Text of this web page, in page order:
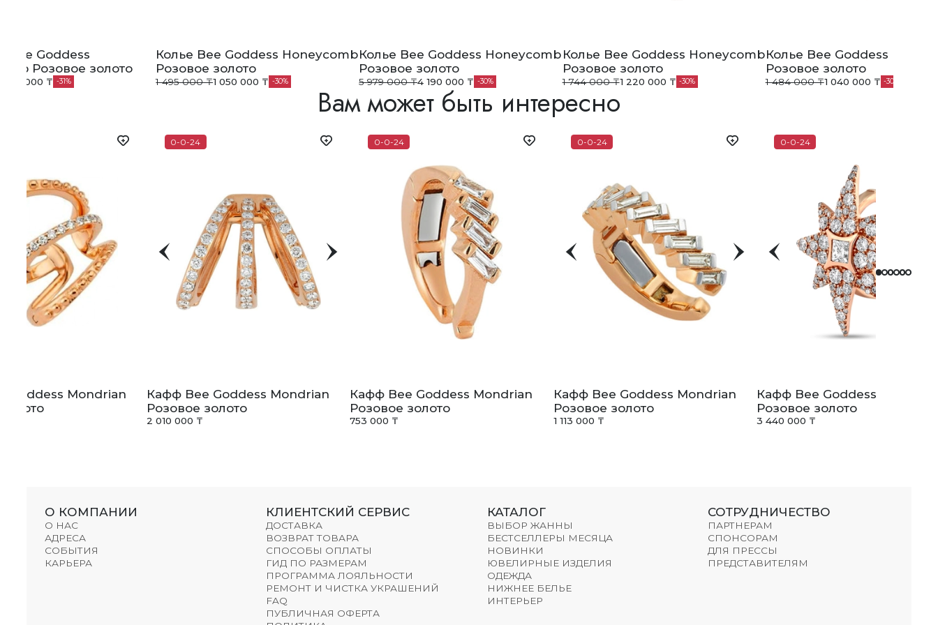
Bee Goddess
Розовое золото
460 000 ₸ 31
Колье Bee Goddess Honeycomb
Розовое золото
1 495 000 ₸1 050 000 ₸ 30
Колье Bee Goddess Honeycomb
Розовое золото
5 979 000 ₸4 190 000 ₸ 30
Колье Bee Goddess Honeycomb
Розовое золото
1 744 000 ₸1 220 000 ₸ 30
Колье Bee Goddess
Розовое золото
1 484 000 ₸1 040 000 ₸ 30
Вам может быть интересно
Goddess Mondrian
0-0-24
Кафф Bee Goddess Mondrian
Розовое золото
2 010 000 ₸
0-0-24
Кафф Bee Goddess Mondrian
Розовое золото
753 000 ₸
0-0-24
Кафф Bee Goddess Mondrian
Розовое золото
1 113 000 ₸
0-0-24
Кафф Bee Goddess Venus
Розовое золото
3 440 000 ₸
О КОМПАНИИ
О НАС
АДРЕСА
СОБЫТИЯ
КАРЬЕРА
КЛИЕНТСКИЙ СЕРВИС
ДОСТАВКА
ВОЗВРАТ ТОВАРА
СПОСОБЫ ОПЛАТЫ
ГИД ПО РАЗМЕРАМ
ПРОГРАММА ЛОЯЛЬНОСТИ
РЕМОНТ И ЧИСТКА УКРАШЕНИЙ
FAQ
ПУБЛИЧНАЯ ОФЕРТА
КАТАЛОГ
ВЫБОР ЖАННЫ
БЕСТСЕЛЛЕРЫ МЕСЯЦА
НОВИНКИ
ЮВЕЛИРНЫЕ ИЗДЕЛИЯ
ОДЕЖДА
НИЖНЕЕ БЕЛЬЕ
ИНТЕРЬЕР
СОТРУДНИЧЕСТВО
ПАРТНЕРАМ
СПОНСОРАМ
ДЛЯ ПРЕССЫ
ПРЕДСТАВИТЕЛЯМ